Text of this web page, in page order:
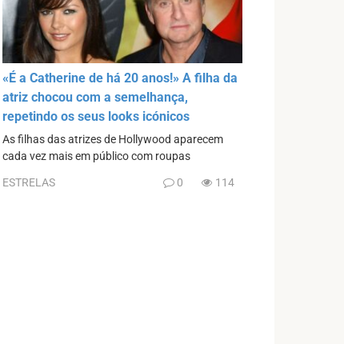
«É a Catherine de há 20 anos!» A filha da
atriz chocou com a semelhança,
repetindo os seus looks icónicos
As filhas das atrizes de Hollywood aparecem
cada vez mais em público com roupas
ESTRELAS 0 114